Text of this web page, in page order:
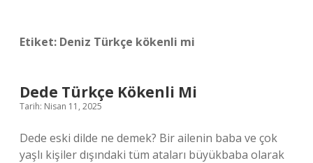
Etiket: Deniz Türkçe kökenli mi
Dede Türkçe Kökenli Mi
Tarih: Nisan 11, 2025
Dede eski dilde ne demek? Bir ailenin baba ve çok
yaşlı kişiler dışındaki tüm ataları büyükbaba olarak